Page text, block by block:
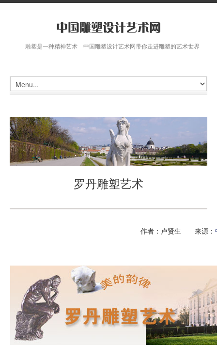
雕塑是一种精神艺术 中国雕塑设计艺术网带你走进雕塑的艺术世界
罗丹雕塑艺术
作者：卢贤生 来源：